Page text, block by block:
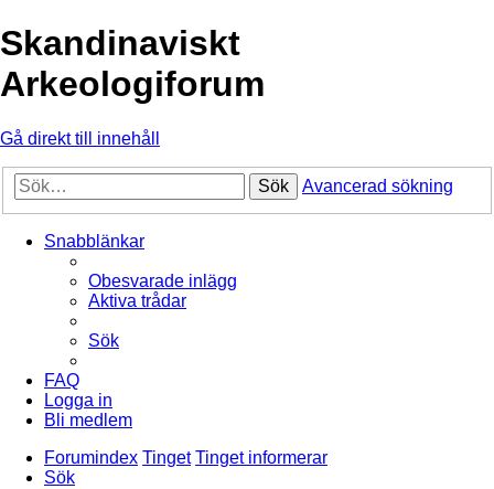
Skandinaviskt
Arkeologiforum
Gå direkt till innehåll
Sök Avancerad sökning
Snabblänkar
Obesvarade inlägg
Aktiva trådar
Sök
FAQ
Logga in
Bli medlem
Forumindex Tinget Tinget informerar
Sök